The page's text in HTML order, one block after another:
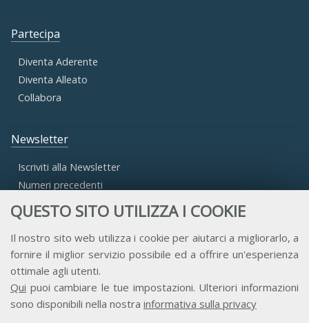
QUESTO SITO UTILIZZA I COOKIE
Il nostro sito web utilizza i cookie per aiutarci a migliorarlo, a
fornire il miglior servizio possibile ed a offrire un'esperienza
ottimale agli utenti.
Qui puoi cambiare le tue impostazioni. Ulteriori informazioni
sono disponibili nella nostra informativa sulla privacy
Partecipa
Diventa Aderente
Diventa Alleato
Collabora
Newsletter
Iscriviti alla Newsletter
Numeri precedenti
Accesso Aderenti
Accesso Consulta
Accesso Team